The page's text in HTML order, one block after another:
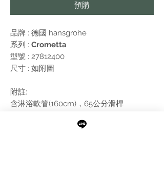
預購
品牌 : 德國 hansgrohe
系列 : Crometta
型號 : 27812400
尺寸 : 如附圖
附註:
含淋浴軟管(160cm)，65公分滑桿